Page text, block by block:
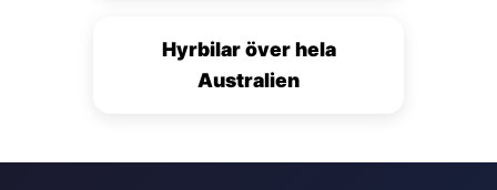
Hyrbilar över hela
Australien